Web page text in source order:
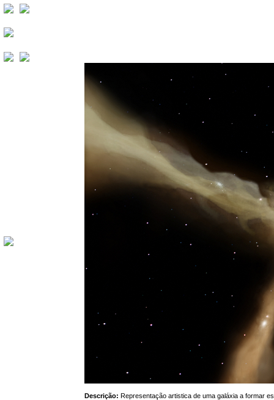
Descrição: Representação artistica de uma galáxia a formar